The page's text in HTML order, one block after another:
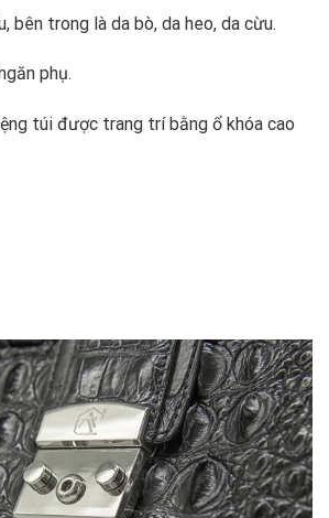
bên trong là da bò, da heo, da cừu.
phụ.
túi được trang trí bằng ổ khóa cao